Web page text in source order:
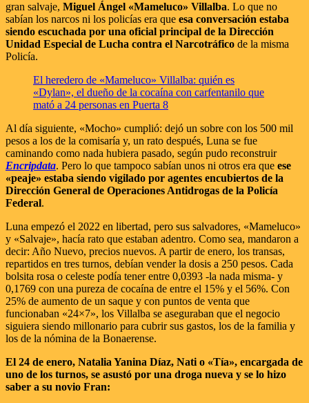
gran salvaje, Miguel Ángel «Mameluco» Villalba. Lo que no
sabían los narcos ni los policías era que esa conversación estaba
siendo escuchada por una oficial principal de la Dirección
Unidad Especial de Lucha contra el Narcotráfico de la misma
Policía.
El heredero de «Mameluco» Villalba: quién es
«Dylan», el dueño de la cocaína con carfentanilo que
mató a 24 personas en Puerta 8
Al día siguiente, «Mocho» cumplió: dejó un sobre con los 500 mil
pesos a los de la comisaría y, un rato después, Luna se fue
caminando como nada hubiera pasado, según pudo reconstruir
Encripdata. Pero lo que tampoco sabían unos ni otros era que ese
«peaje» estaba siendo vigilado por agentes encubiertos de la
Dirección General de Operaciones Antidrogas de la Policía
Federal.
Luna empezó el 2022 en libertad, pero sus salvadores, «Mameluco»
y «Salvaje», hacía rato que estaban adentro. Como sea, mandaron a
decir: Año Nuevo, precios nuevos. A partir de enero, los transas,
repartidos en tres turnos, debían vender la dosis a 250 pesos. Cada
bolsita rosa o celeste podía tener entre 0,0393 -la nada misma- y
0,1769 con una pureza de cocaína de entre el 15% y el 56%. Con
25% de aumento de un saque y con puntos de venta que
funcionaban «24×7», los Villalba se aseguraban que el negocio
siguiera siendo millonario para cubrir sus gastos, los de la familia y
los de la nómina de la Bonaerense.
El 24 de enero, Natalia Yanina Díaz, Nati o «Tía», encargada de
uno de los turnos, se asustó por una droga nueva y se lo hizo
saber a su novio Fran: